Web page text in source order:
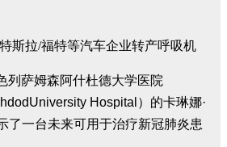
列萨姆森阿什杜德大学医院
Hospital）的卡琳娜·
了一台未来可用于治疗新冠肺炎患